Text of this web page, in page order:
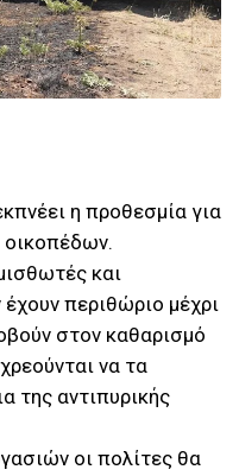
η προθεσμία για
οικοπέδων.
και
περιθώριο μέχρι
στον καθαρισμό
να τα
της αντιπυρικής
οι πολίτες θα